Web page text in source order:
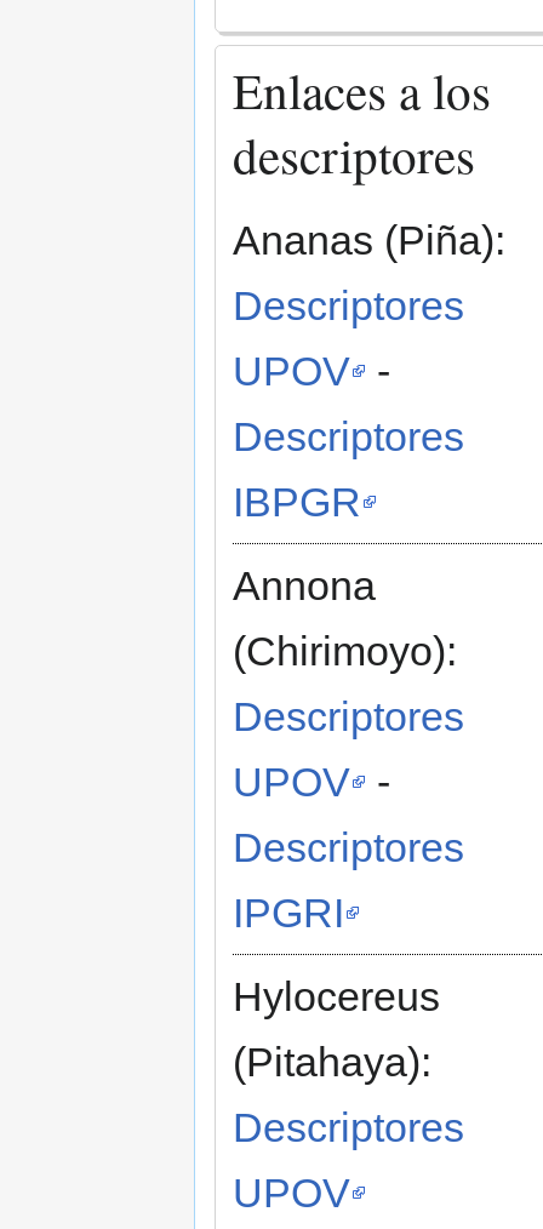
Enlaces a los
descriptores
Ananas (Piña):
Descriptores
UPOV
-
Descriptores
IBPGR
Annona
(Chirimoyo):
Descriptores
UPOV
-
Descriptores
IPGRI
Hylocereus
(Pitahaya):
Descriptores
UPOV